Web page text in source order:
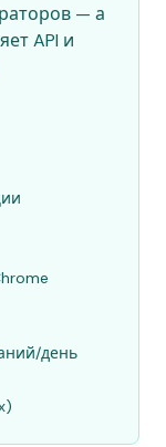
— а
API и
день